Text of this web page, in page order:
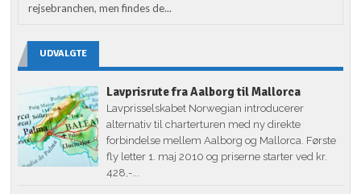
rejsebranchen, men findes de...
UDVALGTE
Lavprisrute fra Aalborg til Mallorca
Lavprisselskabet Norwegian introducerer
alternativ til charterturen med ny direkte
forbindelse mellem Aalborg og Mallorca. Første
fly letter 1. maj 2010 og priserne starter ved kr.
428,-...